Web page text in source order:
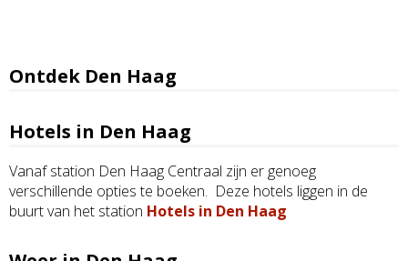
Ontdek Den Haag
Hotels in Den Haag
Vanaf station Den Haag Centraal zijn er genoeg
verschillende opties te boeken. Deze hotels liggen in de
buurt van het station Hotels in Den Haag